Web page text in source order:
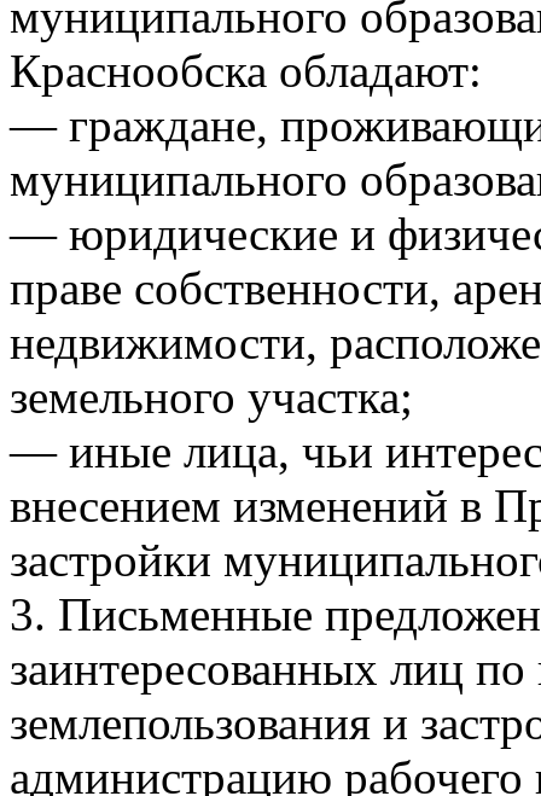
муниципального
Краснообска обладают:
— граждане,
муниципального
— юридические и
праве собственности,
недвижимости,
земельного участка;
— иные лица, чьи
внесением изменений в
застройки
3. Письменные
заинтересованных лиц
землепользования и
администрацию рабочего